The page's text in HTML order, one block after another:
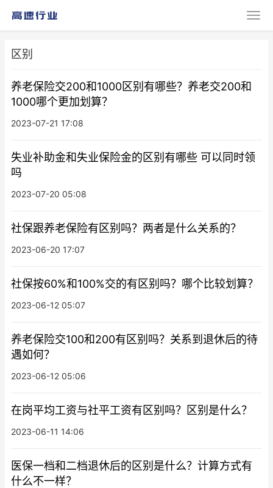
区别
养老保险交200和1000区别有哪些？养老交200和
1000哪个更加划算？
2023-07-21 17:08
失业补助金和失业保险金的区别有哪些 可以同时领
吗
2023-07-20 05:08
社保跟养老保险有区别吗？两者是什么关系的？
2023-06-20 17:07
社保按60%和100%交的有区别吗？哪个比较划算？
2023-06-12 05:07
养老保险交100和200有区别吗？关系到退休后的待
遇如何？
2023-06-12 05:06
在岗平均工资与社平工资有区别吗？区别是什么？
2023-06-11 14:06
医保一档和二档退休后的区别是什么？计算方式有
什么不一样？